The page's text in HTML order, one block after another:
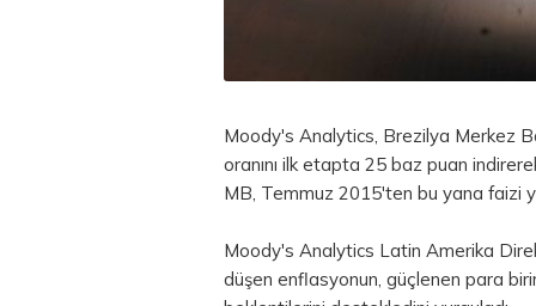
Moody's Analytics, Brezilya Merkez
oranını ilk etapta 25 baz puan
MB, Temmuz 2015'ten bu yana faizi
Moody's Analytics Latin Amerika
düşen enflasyonun, güçlenen para